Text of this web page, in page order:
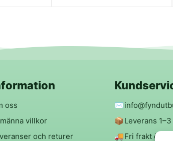
oss
villkor
och returer
✉️
📦 Leverans
🚚Fri frakt över